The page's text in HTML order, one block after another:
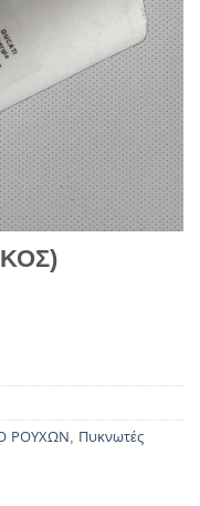
ΡΟΥΧΩΝ Πυκνωτές